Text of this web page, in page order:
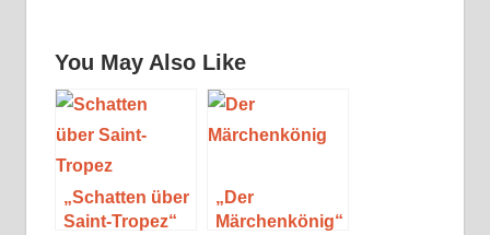
You May Also Like
„Schatten über
Saint-Tropez“
„Der
Märchenkönig“